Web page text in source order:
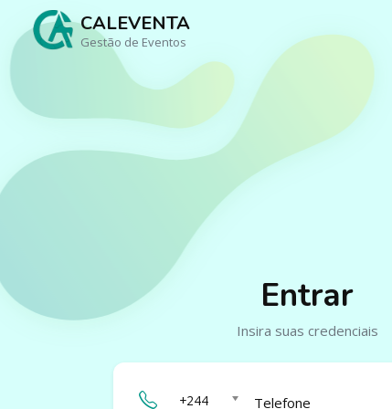
CALEVENTA
Gestão de Eventos
Entrar
Insira suas credenciais
+244 Telefone